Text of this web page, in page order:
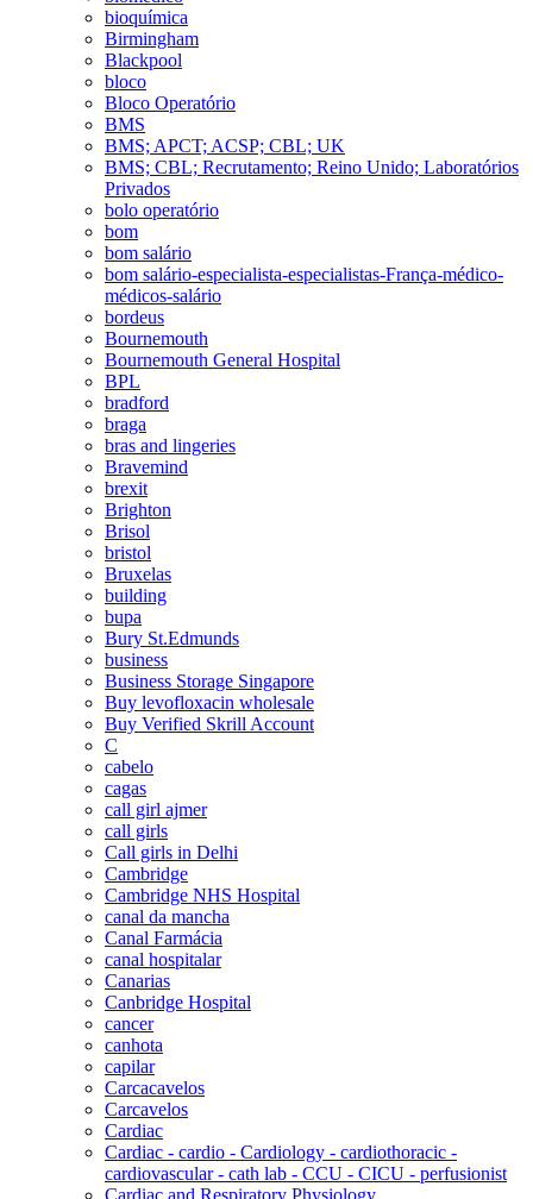
bioquímica
Birmingham
Blackpool
bloco
Bloco Operatório
BMS
BMS; APCT; ACSP; CBL; UK
BMS; CBL; Recrutamento; Reino Unido; Laboratórios
Privados
bolo operatório
bom
bom salário
bom salário-especialista-especialistas-França-médico-
médicos-salário
bordeus
Bournemouth
Bournemouth General Hospital
BPL
bradford
braga
bras and lingeries
Bravemind
brexit
Brighton
Brisol
bristol
Bruxelas
building
bupa
Bury St.Edmunds
business
Business Storage Singapore
Buy levofloxacin wholesale
Buy Verified Skrill Account
C
cabelo
cagas
call girl ajmer
call girls
Call girls in Delhi
Cambridge
Cambridge NHS Hospital
canal da mancha
Canal Farmácia
canal hospitalar
Canarias
Canbridge Hospital
cancer
canhota
capilar
Carcacavelos
Carcavelos
Cardiac
Cardiac - cardio - Cardiology - cardiothoracic -
cardiovascular - cath lab - CCU - CICU - perfusionist
Cardiac and Respiratory Physiology